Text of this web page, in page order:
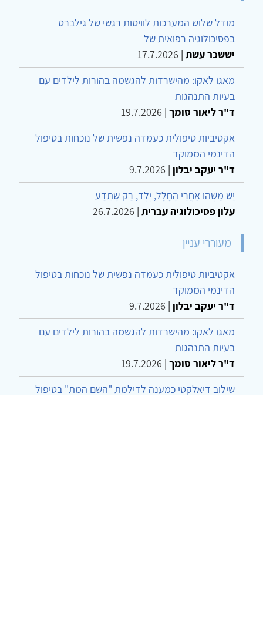
מודל שלוש המערכות לוויסות רגשי של גילברט
בפסיכולוגיה רפואית של
יששכר עשת |
17.7.2026
מאגו לאקו: מהישרדות להגשמה בהורות לילדים עם
בעיות התנהגות
ד"ר ליאור סומך |
19.7.2026
אקטיביות טיפולית כעמדה נפשית של נוכחות בטיפול
הדינמי הממוקד
ד"ר יעקב יבלון |
9.7.2026
יֵשׁ מַשֶּׁהוּ אַחֲרֵי הֶחָלָל, יֶלֶד, רַק שֶׁתֵּדַע
עלון פסיכולוגיה עברית |
26.7.2026
מעוררי עניין
אקטיביות טיפולית כעמדה נפשית של נוכחות בטיפול
הדינמי הממוקד
ד"ר יעקב יבלון |
9.7.2026
מאגו לאקו: מהישרדות להגשמה בהורות לילדים עם
בעיות התנהגות
ד"ר ליאור סומך |
19.7.2026
שילוב דיאלקטי כמענה לדילמת "השם המת" בטיפול